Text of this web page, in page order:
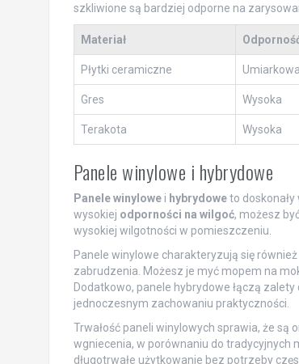
szkliwione są bardziej odporne na
Materiał
Płytki ceramiczne
Gres Wysoka
Terakota Wysoka
Panele winylowe i hybrydowe
Panele winylowei hybrydoweto doskonały
wysokiej odporności na wilgoć, możesz
wysokiej wilgotności w pomieszczeniu.
Panele winylowe charakteryzują się również
zabrudzenia. Możesz je myć mopem na
Dodatkowo, panele hybrydowe łączą
jednoczesnym zachowaniu praktyczności.
Trwałość paneli winylowych sprawia, że
wgniecenia, w porównaniu do tradycyjnych
długotrwałe użytkowanie bez potrzeby